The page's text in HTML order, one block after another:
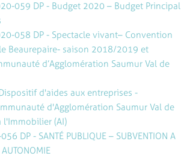
059 DP - Budget 2020 – Budget Principal
058 DP - Spectacle vivant– Convention
Beaurepaire- saison 2018/2019 et
d’Agglomération Saumur Val de
d'aides aux entreprises -
d'Agglomération Saumur Val de
l'Immobilier (AI)
DP - SANTÉ PUBLIQUE – SUBVENTION A
AUTONOMIE